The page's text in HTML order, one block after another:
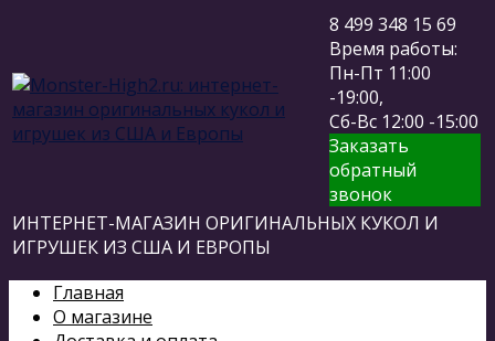
8 499 348 15 69
Время работы:
Пн-Пт 11:00
-19:00,
Сб-Вс 12:00 -15:00
Заказать
обратный
звонок
ИНТЕРНЕТ-МАГАЗИН ОРИГИНАЛЬНЫХ КУКОЛ И
ИГРУШЕК ИЗ США И ЕВРОПЫ
Главная
О магазине